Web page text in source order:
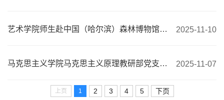
艺术学院师生赴中国（哈尔滨）森林博物馆开展主题党日活动 2025-11-10
马克思主义学院马克思主义原理教研部党支部与哈尔滨幼儿师范高等专科学校学前教育学院综合教研室党支部开展党建共建对接会 2025-11-07
上页 1 2 3 4 5 下页